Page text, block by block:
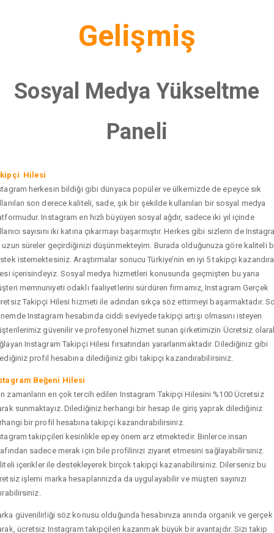
Gelişmiş
Sosyal Medya Yükseltme
Paneli
Hilesi
herkesin bildiği gibi dünyaca popüler ve ülkemizde de epeyce sık
son derece kaliteli, sade, şık bir şekilde kullanılan bir sosyal medya
Instagram en hızlı büyüyen sosyal ağdır, sadece iki yıl içinde
sayısını iki katına çıkarmayı başarmıştır. Herkes gibi sizlerin de
uzun süreler geçirdiğinizi düşünmekteyim. Burada olduğunuza göre kaliteli
istemektesiniz. Araştırmalar sonucu Türkiye’nin en iyi 5 takipçi
içerisindeyiz. Sosyal medya hizmetleri konusunda geçmişten bu yana
memnuniyeti odaklı faaliyetlerini sürdüren firmamız, Instagram Gerçek
Takipçi Hilesi hizmeti ile adından sıkça söz ettirmeyi başarmaktadır.
Instagram hesabında ciddi seviyede takipçi artışı olmasını isteyen
güvenilir ve profesyonel hizmet sunan şirketimizin Ücretsiz
Instagram Takipçi Hilesi fırsatından yararlanmaktadır. Dilediğiniz gibi
profil hesabına dilediğiniz gibi takipçi kazandırabilirsiniz.
Beğeni Hilesi
zamanların en çok tercih edilen Instagram Takipçi Hilesini %100 Ücretsiz
sunmaktayız. Dilediğiniz herhangi bir hesap ile giriş yaprak dilediğiniz
bir profil hesabına takipçi kazandırabilirsiniz.
takipçileri kesinlikle epey önem arz etmektedir. Binlerce insan
sadece merak için bile profilinizi ziyaret etmesini sağlayabilirsiniz.
içerikler ile destekleyerek birçok takipçi kazanabilirsiniz. Dilerseniz bu
işlemi marka hesaplarınızda da uygulayabilir ve müşteri sayınızı
güvenilirliği söz konusu olduğunda hesabınıza anında organik ve gerçek
ücretsiz Instagram takipçileri kazanmak büyük bir avantajdır. Sizi takip